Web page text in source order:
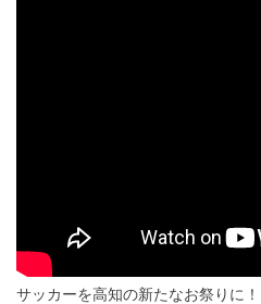
サッカーを高知の新たなお祭りに！